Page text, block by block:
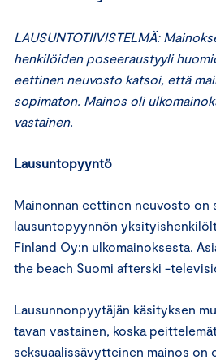
LAUSUNTOTIIVISTELMÄ:
henkilöiden poseeraustyyli
eettinen neuvosto katsoi, että
sopimaton. Mainos oli
vastainen.
Lausuntopyyntö
Mainonnan eettinen neuvosto on
lausuntopyynnön
Finland Oy:n ulkomainoksesta.
the beach Suomi afterski -
Lausunnonpyytäjän käsityksen
tavan vastainen, koska
seksuaalissävytteinen mainos on